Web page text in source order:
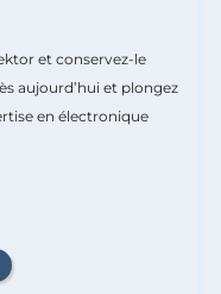
et conservez-le
aujourd’hui et plongez
en électronique